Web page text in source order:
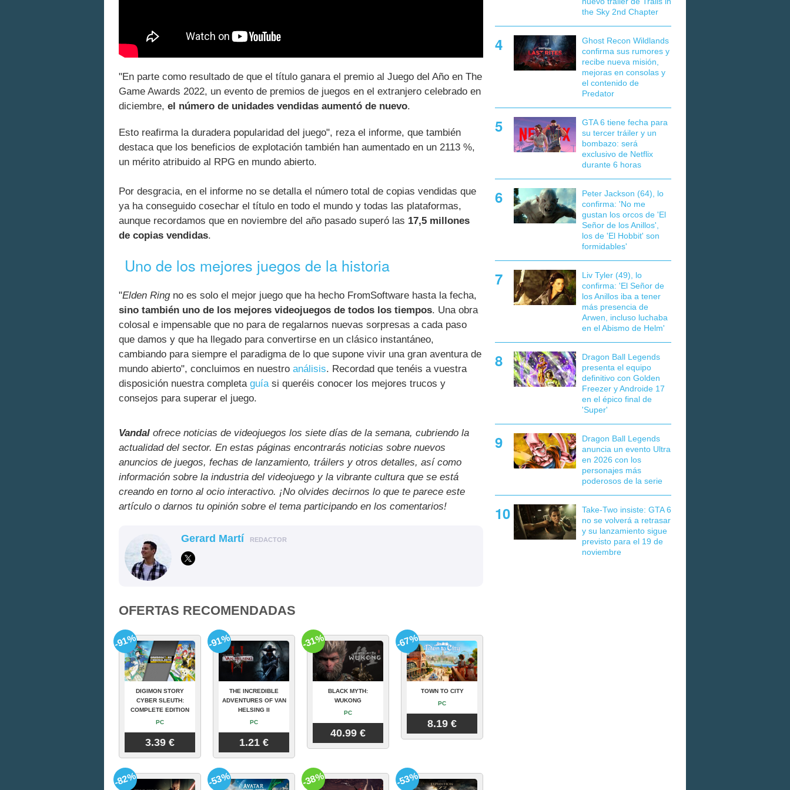
"En parte como resultado de que el título ganara el premio al Juego del Año en The
Game Awards 2022, un evento de premios de juegos en el extranjero celebrado en
diciembre, el número de unidades vendidas aumentó de nuevo.
Esto reafirma la duradera popularidad del juego", reza el informe, que también
destaca que los beneficios de explotación también han aumentado en un 2113 %,
un mérito atribuido al RPG en mundo abierto.
Por desgracia, en el informe no se detalla el número total de copias vendidas que
ya ha conseguido cosechar el título en todo el mundo y todas las plataformas,
aunque recordamos que en noviembre del año pasado superó las 17,5 millones
de copias vendidas.
Uno de los mejores juegos de la historia
"Elden Ringno es solo el mejor juego que ha hecho FromSoftware hasta la fecha,
sino también uno de los mejores videojuegos de todos los tiempos. Una obra
colosal e impensable que no para de regalarnos nuevas sorpresas a cada paso
que damos y que ha llegado para convertirse en un clásico instantáneo,
cambiando para siempre el paradigma de lo que supone vivir una gran aventura de
mundo abierto", concluimos en nuestro análisis. Recordad que tenéis a vuestra
disposición nuestra completa guíasi queréis conocer los mejores trucos y
consejos para superar el juego.
Vandal ofrece noticias de videojuegos los siete días de la semana, cubriendo la
actualidad del sector. En estas páginas encontrarás noticias sobre nuevos
anuncios de juegos, fechas de lanzamiento, tráilers y otros detalles, así como
información sobre la industria del videojuego y la vibrante cultura que se está
creando en torno al ocio interactivo. ¡No olvides decirnos lo que te parece este
artículo o darnos tu opinión sobre el tema participando en los comentarios!
Gerard Martí REDACTOR
OFERTAS RECOMENDADAS
DIGIMON STORY
CYBER SLEUTH:
COMPLETE EDITION
PC
3.39 €
-91%
THE INCREDIBLE
ADVENTURES OF VAN
HELSING II
PC
1.21 €
-91%
BLACK MYTH:
WUKONG
PC
40.99 €
-31%
TOWN TO CITY
PC
8.19 €
-67%
-82% -53% -38% -53%
the Sky 2nd Chapter
Ghost Recon Wildlands
confirma sus rumores y
recibe nueva misión,
mejoras en consolas y
el contenido de
Predator
GTA 6 tiene fecha para
su tercer tráiler y un
bombazo: será
exclusivo de Netflix
durante 6 horas
Peter Jackson (64), lo
confirma: 'No me
gustan los orcos de 'El
Señor de los Anillos',
los de 'El Hobbit' son
formidables'
Liv Tyler (49), lo
confirma: 'El Señor de
los Anillos iba a tener
más presencia de
Arwen, incluso luchaba
en el Abismo de Helm'
Dragon Ball Legends
presenta el equipo
definitivo con Golden
Freezer y Androide 17
en el épico final de
'Super'
Dragon Ball Legends
anuncia un evento Ultra
en 2026 con los
personajes más
poderosos de la serie
Take-Two insiste: GTA 6
no se volverá a retrasar
y su lanzamiento sigue
previsto para el 19 de
noviembre